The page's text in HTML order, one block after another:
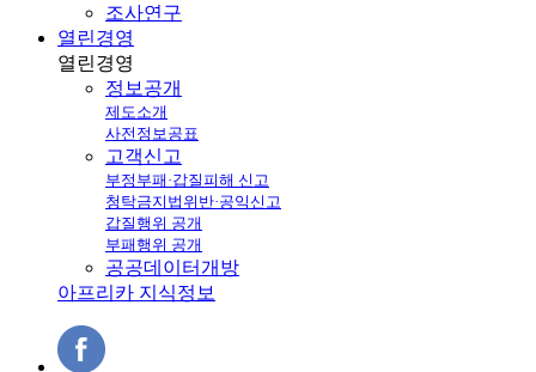
조사연구
열린경영
열린경영
정보공개
제도소개
사전정보공표
고객신고
부정부패·갑질피해 신고
청탁금지법위반·공익신고
갑질행위 공개
부패행위 공개
공공데이터개방
아프리카 지식정보